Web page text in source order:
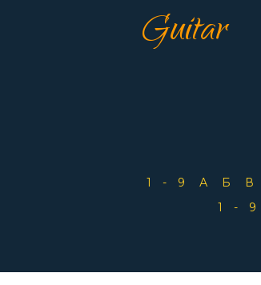
Guitar
1-9 А Б В
1-9